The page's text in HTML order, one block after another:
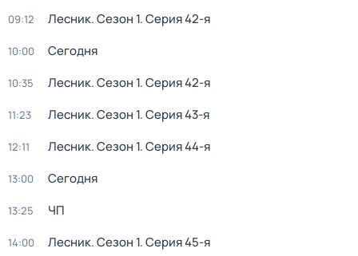
09:12 Лесник. Сезон 1. Серия 42-я
10:00 Сегодня
10:35 Лесник. Сезон 1. Серия 42-я
11:23 Лесник. Сезон 1. Серия 43-я
12:11 Лесник. Сезон 1. Серия 44-я
13:00 Сегодня
13:25 ЧП
14:00 Лесник. Сезон 1. Серия 45-я